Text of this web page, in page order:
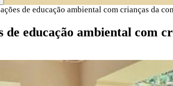
de educação ambiental com crianças da
de educação ambiental com